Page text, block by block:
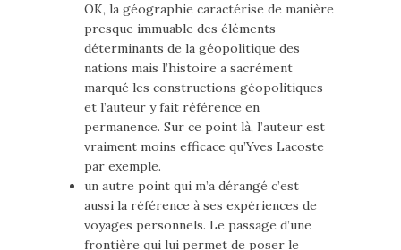
OK, la géographie caractérise de manière
presque immuable des éléments
déterminants de la géopolitique des
nations mais l’histoire a sacrément
marqué les constructions géopolitiques
et l’auteur y fait référence en
permanence. Sur ce point là, l’auteur est
vraiment moins efficace qu’Yves Lacoste
par exemple.
un autre point qui m’a dérangé c’est
aussi la référence à ses expériences de
voyages personnels. Le passage d’une
frontière qui lui permet de poser le